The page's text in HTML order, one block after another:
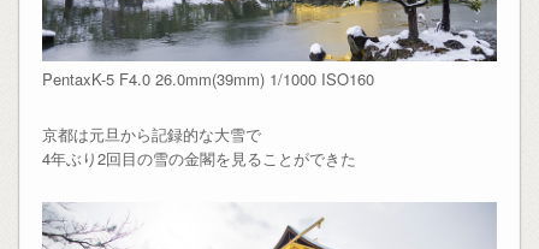
PentaxK-5 F4.0 26.0mm(39mm) 1/1000 ISO160
京都は元旦から記録的な大雪で
4年ぶり2回目の雪の金閣を見ることができた